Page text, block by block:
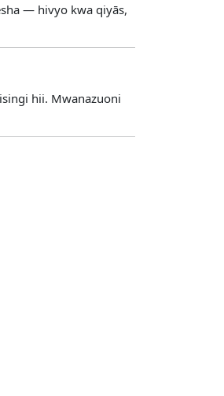
— hivyo kwa qiyās,
hii. Mwanazuoni